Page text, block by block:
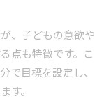
、子どもの意欲や
点も特徴です。こ
で目標を設定し、
す。